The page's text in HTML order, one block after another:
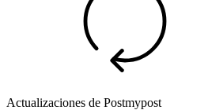
Actualizaciones de Postmypost